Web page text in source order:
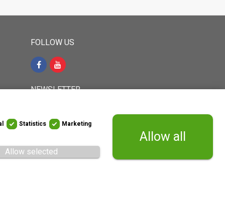
767
FOLLOW US
NEWSLETTER
Sign up to receive latest news and
Statistics Marketing
Allow selected
Allow all
WITHDRAW FROM CONTRACT